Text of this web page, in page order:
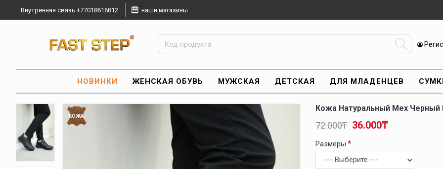
Внутренняя связь +77018616812 наши магазины
НОВИНКИ ЖЕНСКАЯ ОБУВЬ МУЖСКАЯ ДЕТСКАЯ ДЛЯ МЛАДЕНЦЕВ
КОЖА
Кожа Натуральный Мех Черный
36.000₸
72.000₸
Размеры